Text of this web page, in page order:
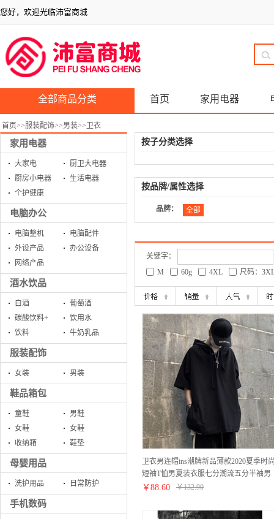
您好，欢迎光临沛富商城
全部商品分类 首页 家用电器
首页>>服装配饰>>男装>> 卫衣
家用电器
大家电
厨卫大电器
厨房小电器
生活电器
个护健康
电脑办公
电脑整机
电脑配件
外设产品
办公设备
网络产品
酒水饮品
白酒
葡萄酒
碳酸饮料+
饮用水
饮料
牛奶乳品
服装配饰
女装 男装
鞋品箱包
童鞋
男鞋
女鞋
女鞋
收纳箱
鞋垫
母婴用品
洗护用品 日常防护
手机数码
按子分类选择
按品牌/属性选择
品牌： 全部
关键字：
M
60g 4XL 尺码：
卫衣男连帽ins潮牌新品薄款2020夏季时
短袖T恤男夏装衣服七分潮流五分半袖男
士外套体恤男装 黑色 XXS
￥ 88.60 ￥132.90